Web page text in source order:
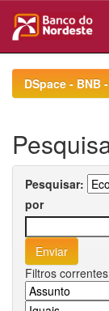
navigationDSpace - BNB
Pesquisar:
por
Filtros